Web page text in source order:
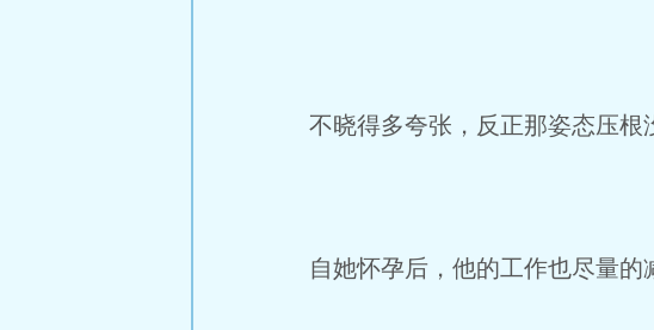
不晓得多夸张，反正那姿态压根
自她怀孕后，他的工作也尽量的